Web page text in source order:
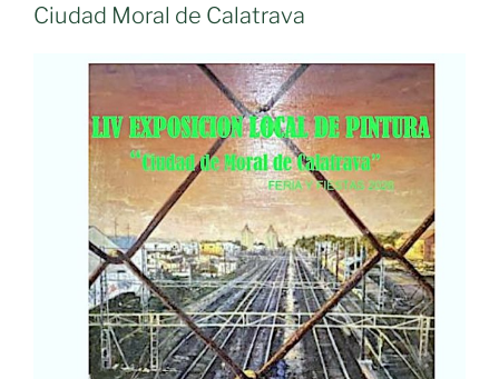
Ciudad Moral de Calatrava